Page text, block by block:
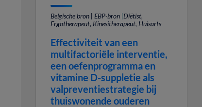
Belgische bron | EBP-bron Diëtist,
Ergotherapeut, Kinesitherapeut, Huisarts
Effectiviteit van een
multifactoriële interventie,
een oefenprogramma en
vitamine D-suppletie als
valpreventiestrategie bij
thuiswonende ouderen